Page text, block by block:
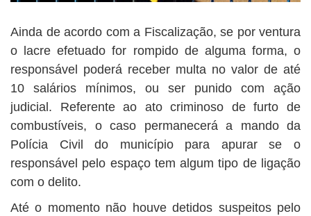
Ainda de acordo com a Fiscalização, se por ventura
o lacre efetuado for rompido de alguma forma, o
responsável poderá receber multa no valor de até
10 salários mínimos, ou ser punido com ação
judicial. Referente ao ato criminoso de furto de
combustíveis, o caso permanecerá a mando da
Polícia Civil do município para apurar se o
responsável pelo espaço tem algum tipo de ligação
com o delito.
Até o momento não houve detidos suspeitos pelo